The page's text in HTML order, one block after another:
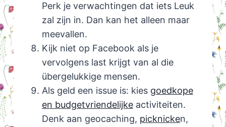
Perk je verwachtingen dat iets Leuk
zal zijn in. Dan kan het alleen maar
meevallen.
Kijk niet op Facebook als je
vervolgens last krijgt van al die
übergelukkige mensen.
Als geld een issue is: kies goedkope
en budgetvriendelijkeactiviteiten.
Denk aan geocaching, picknicken,